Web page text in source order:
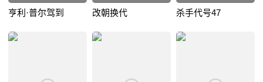
亨利·普尔驾到 改朝换代 杀手代号47